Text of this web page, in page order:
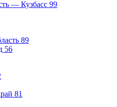
— Кузбасс 99
89
56
81